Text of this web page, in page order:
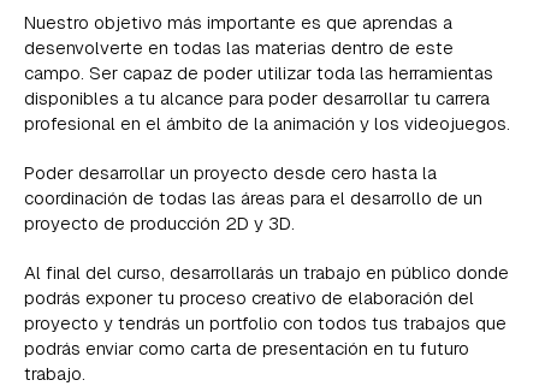
Nuestro objetivo más importante es que aprendas a
desenvolverte en todas las materias dentro de este
campo. Ser capaz de poder utilizar toda las herramientas
disponibles a tu alcance para poder desarrollar tu carrera
profesional en el ámbito de la animación y los videojuegos.
Poder desarrollar un proyecto desde cero hasta la
coordinación de todas las áreas para el desarrollo de un
proyecto de producción 2D y 3D.
Al final del curso, desarrollarás un trabajo en público donde
podrás exponer tu proceso creativo de elaboración del
proyecto y tendrás un portfolio con todos tus trabajos que
podrás enviar como carta de presentación en tu futuro
trabajo.